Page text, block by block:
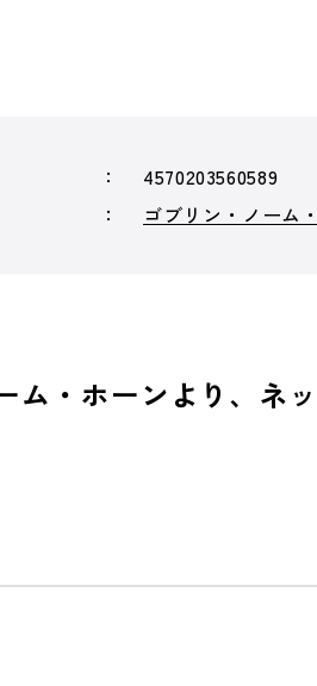
4570203560589
ゴブリン・ノーム
ム・ホーンより、ネ